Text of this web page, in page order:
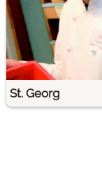
St. Georg